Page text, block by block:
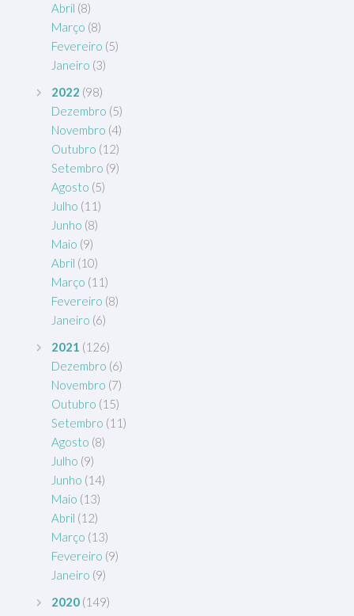
Abril (8)
Março (8)
Fevereiro (5)
Janeiro (3)
2022 (98)
Dezembro (5)
Novembro (4)
Outubro (12)
Setembro (9)
Agosto (5)
Julho (11)
Junho (8)
Maio (9)
Abril (10)
Março (11)
Fevereiro (8)
Janeiro (6)
2021 (126)
Dezembro (6)
Novembro (7)
Outubro (15)
Setembro (11)
Agosto (8)
Julho (9)
Junho (14)
Maio (13)
Abril (12)
Março (13)
Fevereiro (9)
Janeiro (9)
2020 (149)